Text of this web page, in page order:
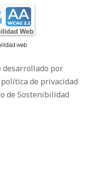
web
por
de privacidad
de Sostenibilidad